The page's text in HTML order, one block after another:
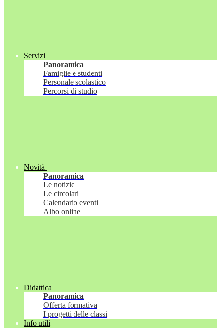
Servizi
Panoramica
Famiglie e studenti
Personale scolastico
Percorsi di studio
Novità
Panoramica
Le notizie
Le circolari
Calendario eventi
Albo online
Didattica
Panoramica
Offerta formativa
I progetti delle classi
Info utili